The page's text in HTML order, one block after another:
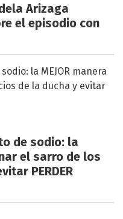
Arizaga
el episodio con
de sodio: la
el sarro de los
PERDER